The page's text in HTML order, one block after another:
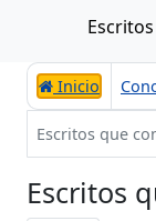
Inicio
Escritos que
Escritos